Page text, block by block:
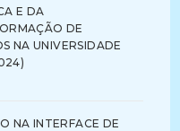
E DA
DE
NA UNIVERSIDADE
NA INTERFACE DE